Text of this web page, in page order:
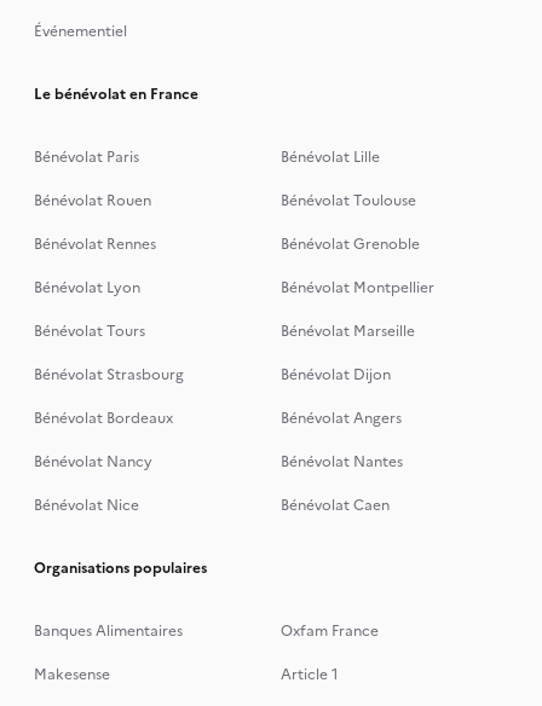
Événementiel
Le bénévolat en France
Bénévolat Paris
Bénévolat Lille
Bénévolat Rouen
Bénévolat Toulouse
Bénévolat Rennes
Bénévolat Grenoble
Bénévolat Lyon
Bénévolat Montpellier
Bénévolat Tours
Bénévolat Marseille
Bénévolat Strasbourg
Bénévolat Dijon
Bénévolat Bordeaux
Bénévolat Angers
Bénévolat Nancy
Bénévolat Nantes
Bénévolat Nice
Bénévolat Caen
Organisations populaires
Banques Alimentaires
Oxfam France
Makesense
Article 1